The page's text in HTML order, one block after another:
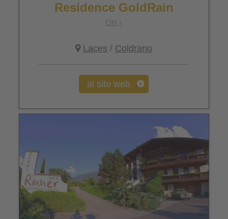
Residence GoldRain
CIN +
Laces / Coldrano
al sito web